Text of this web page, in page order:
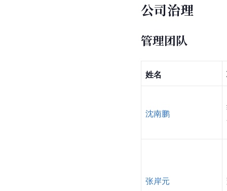
公司治理
管理团队
姓名
沈南鹏
张岸元